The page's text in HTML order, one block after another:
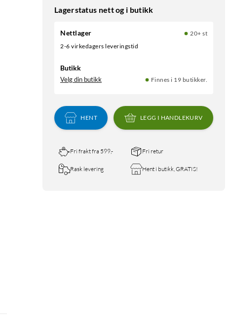
Lagerstatus nett og i butikk
Nettlager
20+ st
2-6 virkedagers leveringstid
Butikk
Velg din butikk Finnes i 19 butikker.
HENT LEGG I HANDLEKURV
Fri frakt fra 599,- Fri retur
Rask levering Hent i butikk, GRATIS!